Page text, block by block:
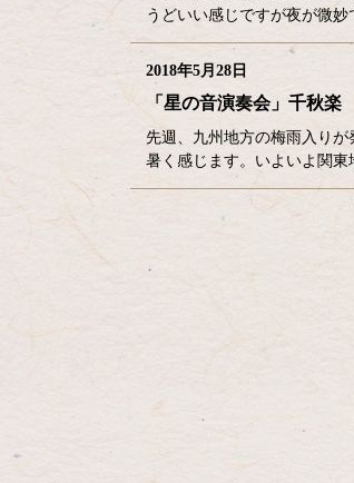
うどいい感じですが夜が微
2018年5月28日
「星の音演奏会」千秋楽
先週、九州地方の梅雨入り
暑く感じます。いよいよ関